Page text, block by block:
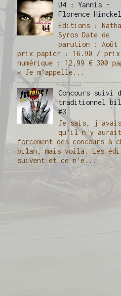
U4 : Yannis -
Florence Hinckel
Editions :
Syros Date de
parution : Août
prix papier : 16.90 / prix
numérique : 12,99 € 300
« Je m’appelle...
Concours suivi
traditionnel
#3
Je sais,
qu'il n'y aurait
forcement des concours à
bilan, mais voilà. Les
suivent et ce n'e...